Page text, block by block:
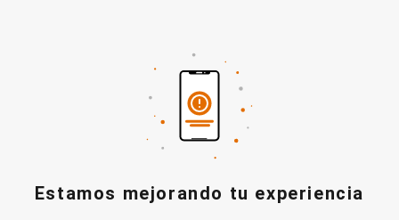
Estamos mejorando tu experiencia